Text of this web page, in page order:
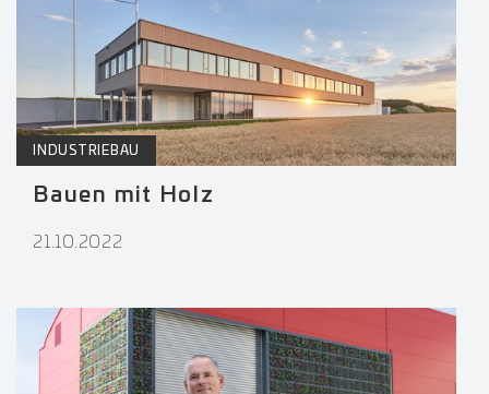
INDUSTRIEBAU
Bauen mit Holz
21.10.2022